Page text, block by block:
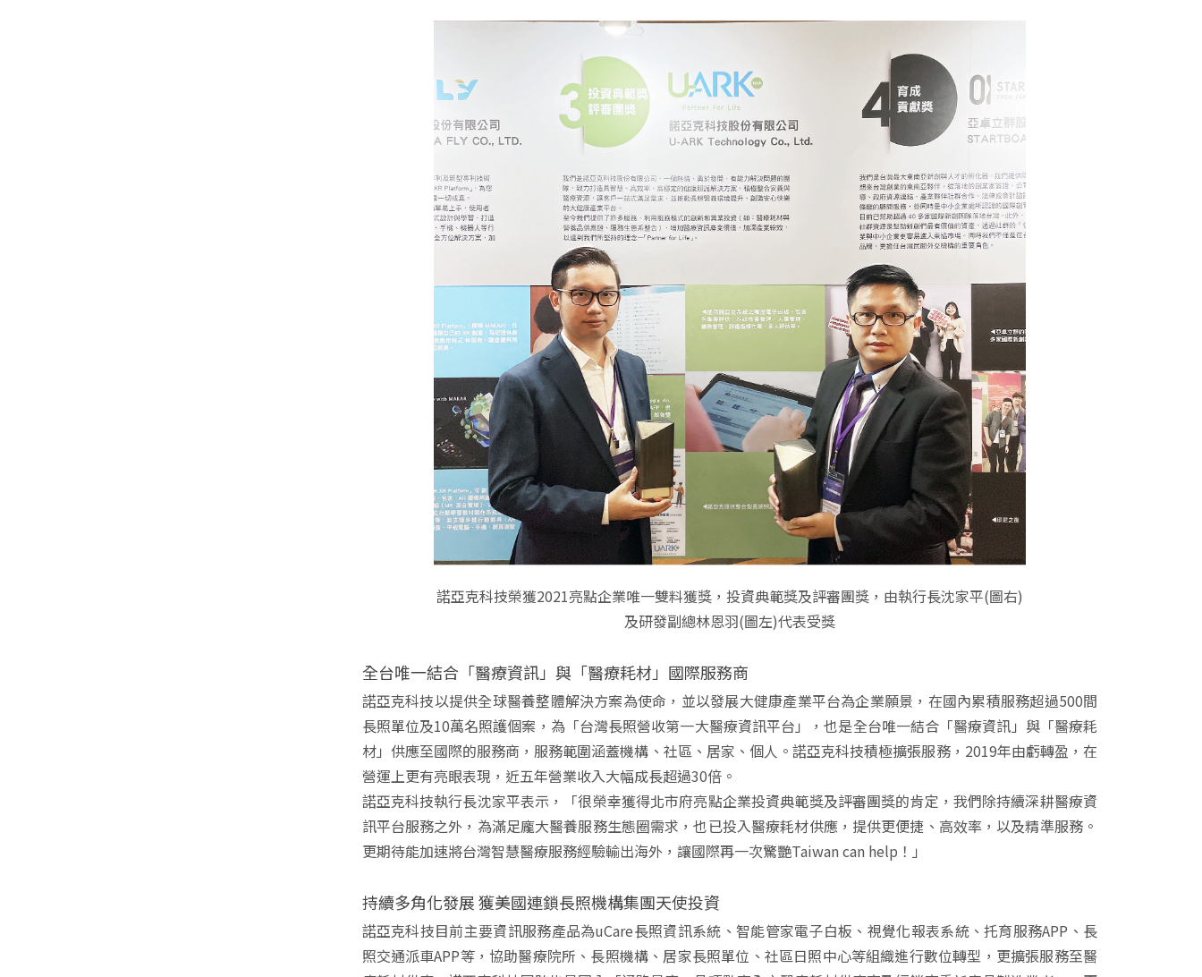
諾亞克科技榮獲2021亮點企業唯一雙料獲獎，投資典範獎及評審團獎，由執行長沈家平(圖右)
及研發副總林恩羽(圖左)代表受獎
全台唯一結合「醫療資訊」與「醫療耗材」國際服務商
諾亞克科技以提供全球醫養整體解決方案為使命，並以發展大健康產業平台為企業願景，在國內累積服務超過500間
長照單位及10萬名照護個案，為「台灣長照營收第一大醫療資訊平台」，也是全台唯一結合「醫療資訊」與「醫療耗
材」供應至國際的服務商，服務範圍涵蓋機構、社區、居家、個人。諾亞克科技積極擴張服務，2019年由虧轉盈，在
營運上更有亮眼表現，近五年營業收入大幅成長超過30倍。
諾亞克科技執行長沈家平表示，「很榮幸獲得北市府亮點企業投資典範獎及評審團獎的肯定，我們除持續深耕醫療資
訊平台服務之外，為滿足龐大醫養服務生態圈需求，也已投入醫療耗材供應，提供更便捷、高效率，以及精準服務。
更期待能加速將台灣智慧醫療服務經驗輸出海外，讓國際再一次驚艷Taiwan can help！」
持續多角化發展 獲美國連鎖長照機構集團天使投資
諾亞克科技目前主要資訊服務產品為uCare長照資訊系統、智能管家電子白板、視覺化報表系統、托育服務APP、長
照交通派車APP等，協助醫療院所、長照機構、居家長照單位、社區日照中心等組織進行數位轉型，更擴張服務至醫